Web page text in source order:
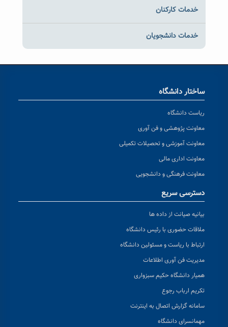
خدمات کارکنان
خدمات دانشجویان
ساختار دانشگاه
ریاست دانشگاه
معاونت پژوهشی و فن آوری
معاونت آموزشی و تحصیلات تکمیلی
معاونت اداری مالی
معاونت فرهنگی و دانشجویی
دسترسی سریع
بیانیه صیانت از داده ها
ملاقات حضوری با رئیس دانشگاه
ارتباط با ریاست و مسئولین دانشگاه
مدیریت فن آوری اطلاعات
همیار دانشگاه حکیم سبزواری
تکریم ارباب رجوع
سامانه گزارش اتصال به اینترنت
مهمانسرای دانشگاه